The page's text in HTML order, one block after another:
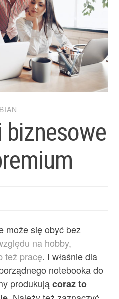
biznesowe
może się obyć bez
na hobby,
też pracę. I właśnie dla
notebooka do
produkującoraz to